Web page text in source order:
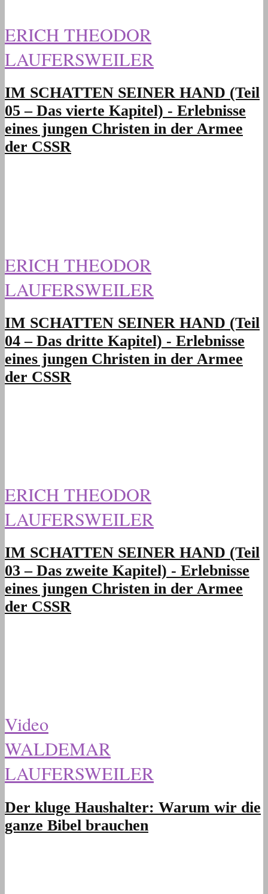
ERICH THEODOR
LAUFERSWEILER
IM SCHATTEN SEINER HAND (Teil
05 – Das vierte Kapitel) - Erlebnisse
eines jungen Christen in der Armee
der CSSR
ERICH THEODOR
LAUFERSWEILER
IM SCHATTEN SEINER HAND (Teil
04 – Das dritte Kapitel) - Erlebnisse
eines jungen Christen in der Armee
der CSSR
ERICH THEODOR
LAUFERSWEILER
IM SCHATTEN SEINER HAND (Teil
03 – Das zweite Kapitel) - Erlebnisse
eines jungen Christen in der Armee
der CSSR
Video
WALDEMAR
LAUFERSWEILER
Der kluge Haushalter: Warum wir die
ganze Bibel brauchen